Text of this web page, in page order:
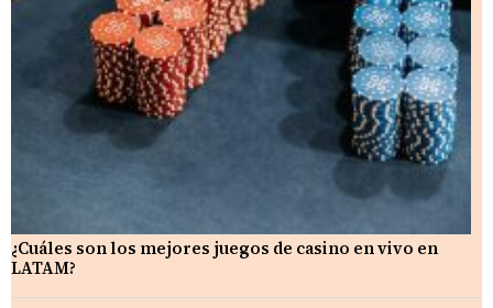
¿Cuáles son los mejores juegos de casino en vivo en
LATAM?